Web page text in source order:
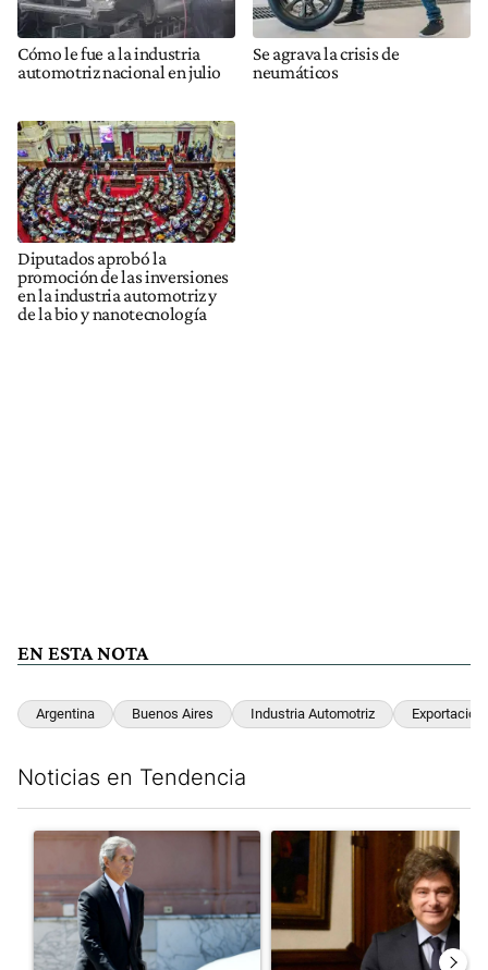
Cómo le fue a la industria
automotriz nacional en julio
Se agrava la crisis de
neumáticos
Diputados aprobó la
promoción de las inversiones
en la industria automotriz y
de la bio y nanotecnología
EN ESTA NOTA
Argentina Buenos Aires Industria Automotriz
Noticias en Tendencia
Un artículo de tendencia con el título "Las incosistencias de
Un artículo de tendencia con